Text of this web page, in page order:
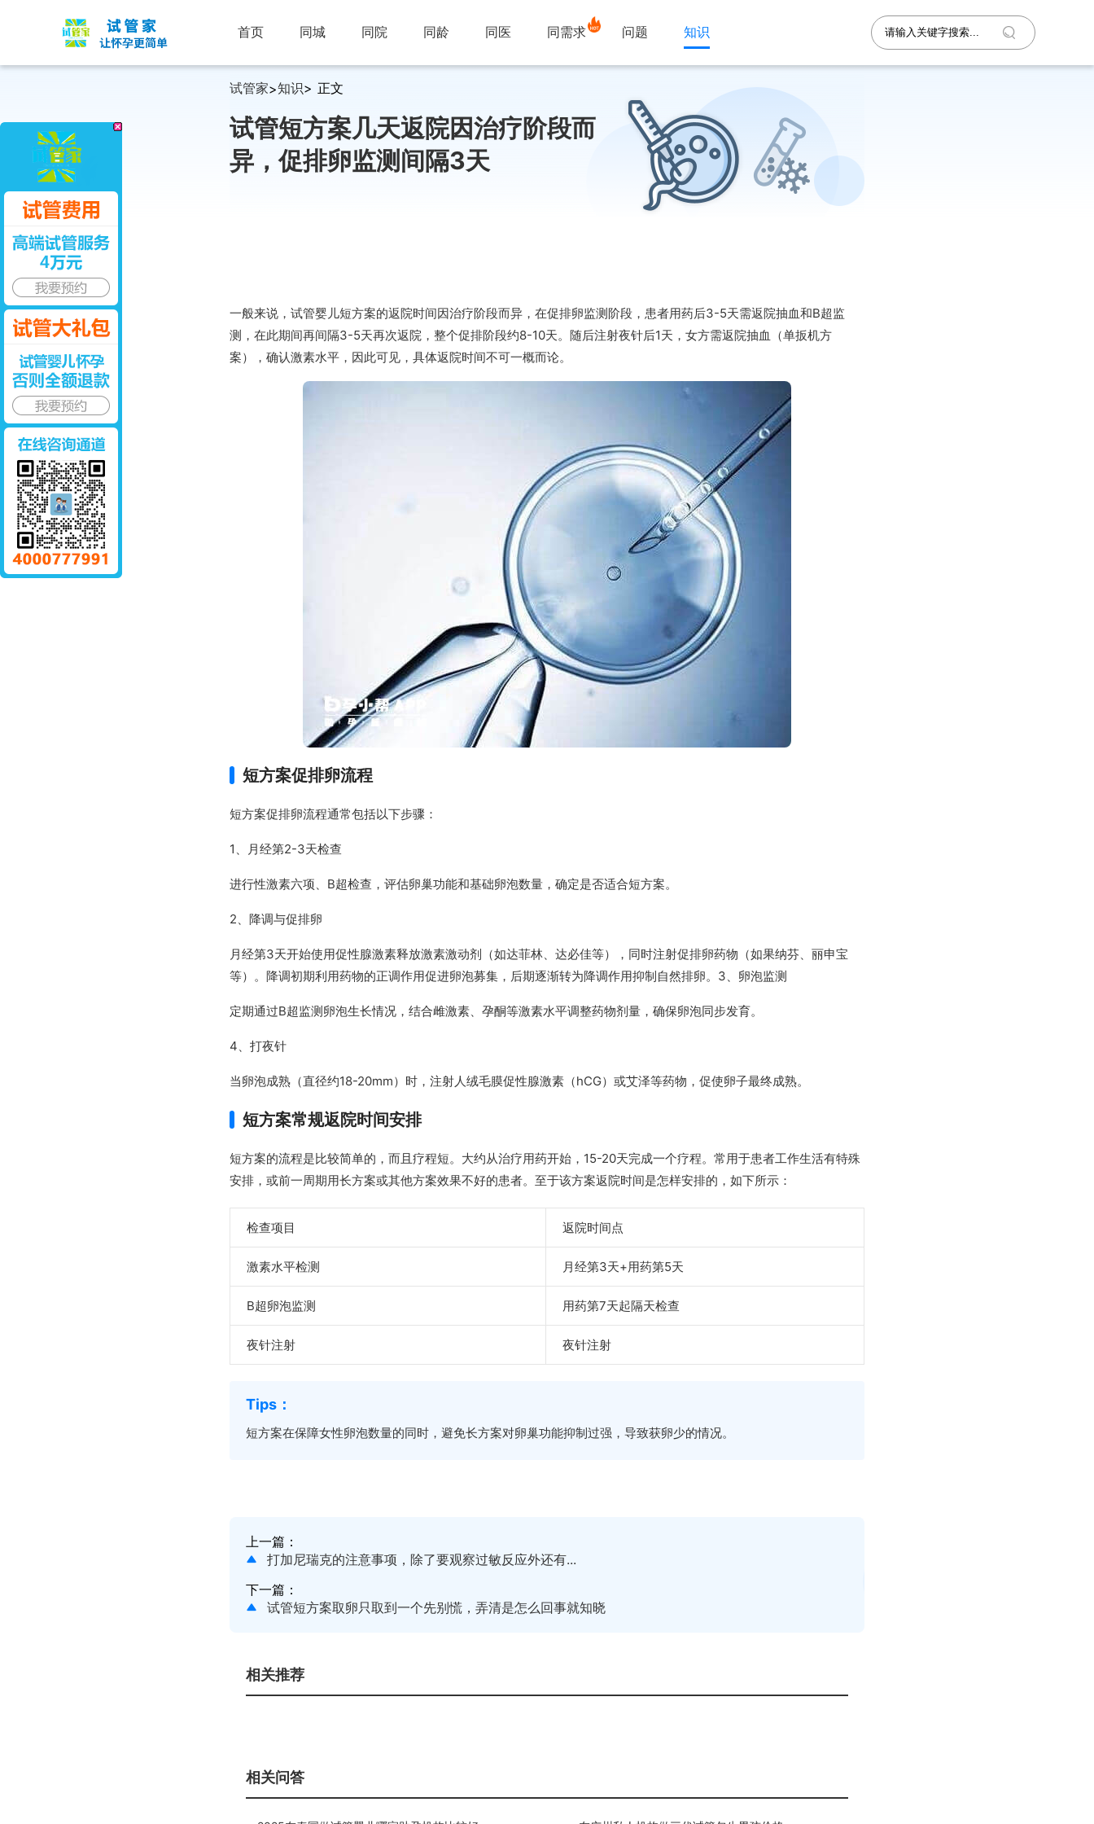
首页 同城 同院 同龄 同医 同需求 问题 知识
试管家>知识> 正文
试管短方案几天返院因治疗阶段而
异，促排卵监测间隔3天
一般来说，试管婴儿短方案的返院时间因治疗阶段而异，在促排卵监测阶段，患者用药后3-5天需返院抽血和B超监
测，在此期间再间隔3-5天再次返院，整个促排阶段约8-10天。随后注射夜针后1天，女方需返院抽血（单扳机方
案），确认激素水平，因此可见，具体返院时间不可一概而论。
短方案促排卵流程
短方案促排卵流程通常包括以下步骤：
1、月经第2-3天检查
进行性激素六项、B超检查，评估卵巢功能和基础卵泡数量，确定是否适合短方案。
2、降调与促排卵
月经第3天开始使用促性腺激素释放激素激动剂（如达菲林、达必佳等），同时注射促排卵药物（如果纳芬、丽申宝
等）。降调初期利用药物的正调作用促进卵泡募集，后期逐渐转为降调作用抑制自然排卵。3、卵泡监测
定期通过B超监测卵泡生长情况，结合雌激素、孕酮等激素水平调整药物剂量，确保卵泡同步发育。
4、打夜针
当卵泡成熟（直径约18-20mm）时，注射人绒毛膜促性腺激素（hCG）或艾泽等药物，促使卵子最终成熟。
短方案常规返院时间安排
短方案的流程是比较简单的，而且疗程短。大约从治疗用药开始，15-20天完成一个疗程。常用于患者工作生活有特殊
安排，或前一周期用长方案或其他方案效果不好的患者。至于该方案返院时间是怎样安排的，如下所示：
检查项目 返院时间点
激素水平检测 月经第3天+用药第5天
B超卵泡监测 用药第7天起隔天检查
夜针注射 夜针注射
短方案在保障女性卵泡数量的同时，避免长方案对卵巢功能抑制过强，导致获卵少的情况。
上一篇：
打加尼瑞克的注意事项，除了要观察过敏反应外还有...
下一篇：
试管短方案取卵只取到一个先别慌，弄清是怎么回事就知晓
相关推荐
相关问答